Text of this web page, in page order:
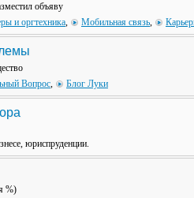
объяву
и оргтехника, Мобильная связь,
Вопрос, Блог Луки
юриспруденции.
%)